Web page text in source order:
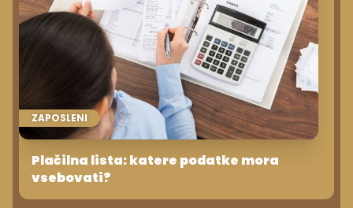
ZAPOSLENI
Plačilna lista: katere podatke mora
vsebovati?